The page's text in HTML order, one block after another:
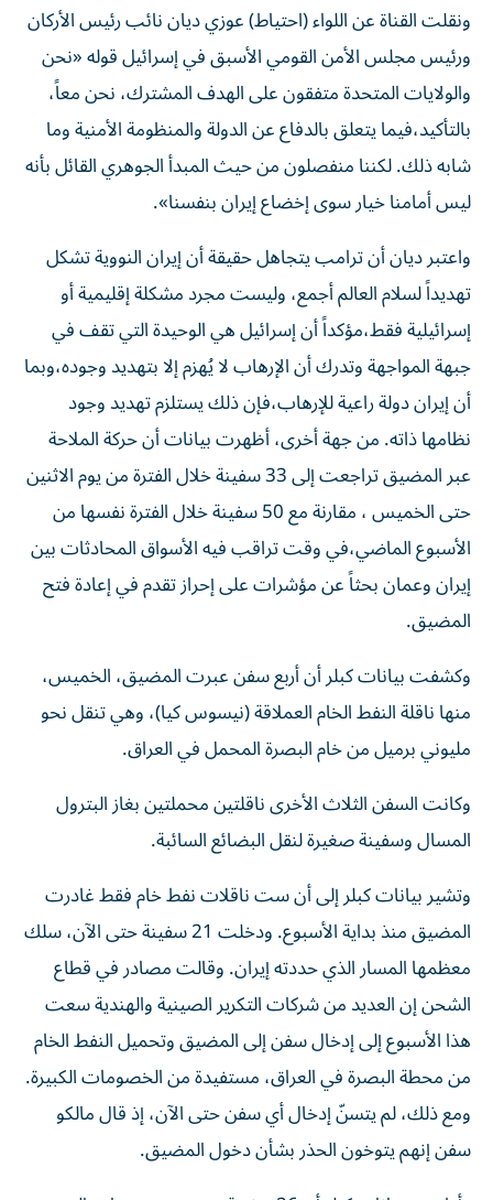
ونقلت القناة عن اللواء (احتياط) عوزي ديان نائب رئيس الأركان
ورئيس مجلس الأمن القومي الأسبق في إسرائيل قوله «نحن
والولايات المتحدة متفقون على الهدف المشترك، نحن معاً،
بالتأكيد،فيما يتعلق بالدفاع عن الدولة والمنظومة الأمنية وما
شابه ذلك. لكننا منفصلون من حيث المبدأ الجوهري القائل بأنه
ليس أمامنا خيار سوى إخضاع إيران بنفسنا».
واعتبر ديان أن ترامب يتجاهل حقيقة أن إيران النووية تشكل
تهديداً لسلام العالم أجمع، وليست مجرد مشكلة إقليمية أو
إسرائيلية فقط،مؤكداً أن إسرائيل هي الوحيدة التي تقف في
جبهة المواجهة وتدرك أن الإرهاب لا يُهزم إلا بتهديد وجوده،وبما
أن إيران دولة راعية للإرهاب،فإن ذلك يستلزم تهديد وجود
نظامها ذاته. من جهة أخرى، أظهرت بيانات أن حركة الملاحة
عبر المضيق تراجعت إلى 33 سفينة خلال الفترة من يوم الاثنين
حتى الخميس ، مقارنة مع 50 سفينة خلال الفترة نفسها من
الأسبوع الماضي،​في وقت تراقب فيه الأسواق المحادثات بين
إيران وعمان بحثاً ‌عن مؤشرات على إحراز ‌تقدم في إعادة فتح
المضيق.
وكشفت بيانات كبلر أن أربع سفن عبرت المضيق، الخميس،
منها ناقلة النفط الخام العملاقة (نيسوس ‌كيا)، وهي تنقل نحو
مليوني برميل من خام البصرة المحمل في العراق.
وكانت السفن الثلاث الأخرى ناقلتين محملتين بغاز البترول
المسال وسفينة صغيرة لنقل البضائع السائبة.
وتشير بيانات كبلر إلى أن ست ناقلات نفط خام فقط غادرت
المضيق منذ بداية الأسبوع. ودخلت 21 سفينة حتى الآن، سلك
معظمها المسار الذي حددته إيران. وقالت مصادر في قطاع
الشحن إن ​العديد من شركات التكرير الصينية والهندية سعت
هذا الأسبوع إلى ‌إدخال سفن إلى المضيق وتحميل النفط الخام
من محطة البصرة في العراق، مستفيدة من الخصومات الكبيرة.
ومع ذلك، لم يتسنّ إدخال أي سفن حتى الآن، إذ قال مالكو
سفن إنهم يتوخون الحذر بشأن دخول المضيق.